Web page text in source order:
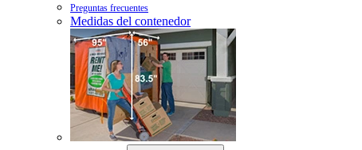
Preguntas frecuentes
Medidas del contenedor